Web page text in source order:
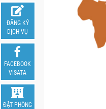
ĐĂNG KÝ
DỊCH VỤ
FACEBOOK
VISATA
ĐẶT PHÒNG